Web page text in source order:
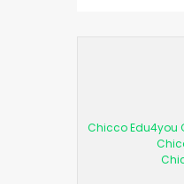
Chicco Edu4you